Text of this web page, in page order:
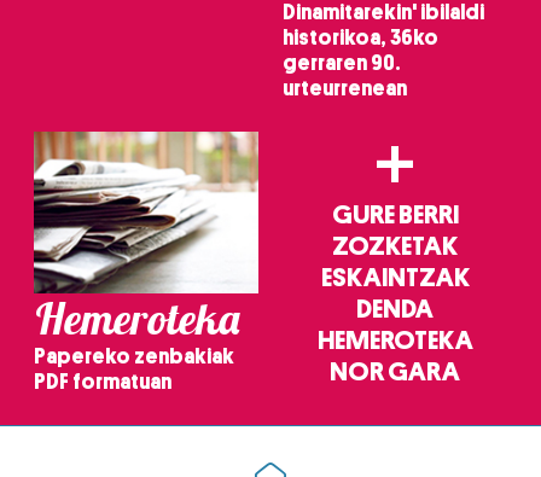
Dinamitarekin' ibilaldi
historikoa, 36ko
gerraren 90.
urteurrenean
Hemeroteka
Papereko zenbakiak
PDF formatuan
+
GURE BERRI
ZOZKETAK
ESKAINTZAK
DENDA
HEMEROTEKA
NOR GARA